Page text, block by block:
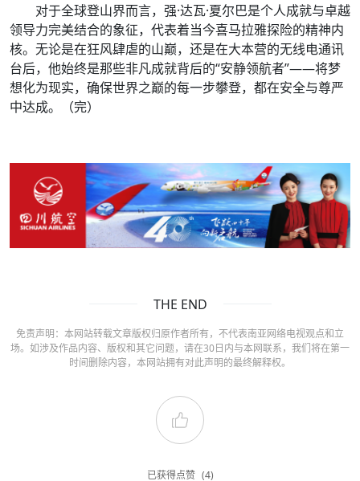
对于全球登山界而言，强·达瓦·夏尔巴是个人成就与卓越
领导力完美结合的象征，代表着当今喜马拉雅探险的精神内
核。无论是在狂风肆虐的山巅，还是在大本营的无线电通讯
台后，他始终是那些非凡成就背后的“安静领航者”——将梦
想化为现实，确保世界之巅的每一步攀登，都在安全与尊严
中达成。（完）
THE END
免责声明：本网站转载文章版权归原作者所有，不代表南亚网络电视观点和立
场。如涉及作品内容、版权和其它问题，请在30日内与本网联系，我们将在第一
时间删除内容，本网站拥有对此声明的最终解释权。
已获得点赞 (4)